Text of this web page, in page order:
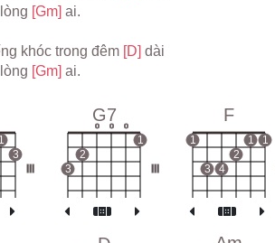
[Gm] ai.
khóc trong đêm [D] dài
[Gm] ai.
1
3
G7
3
2
o o o
1
F
1
3 4
2
1 1